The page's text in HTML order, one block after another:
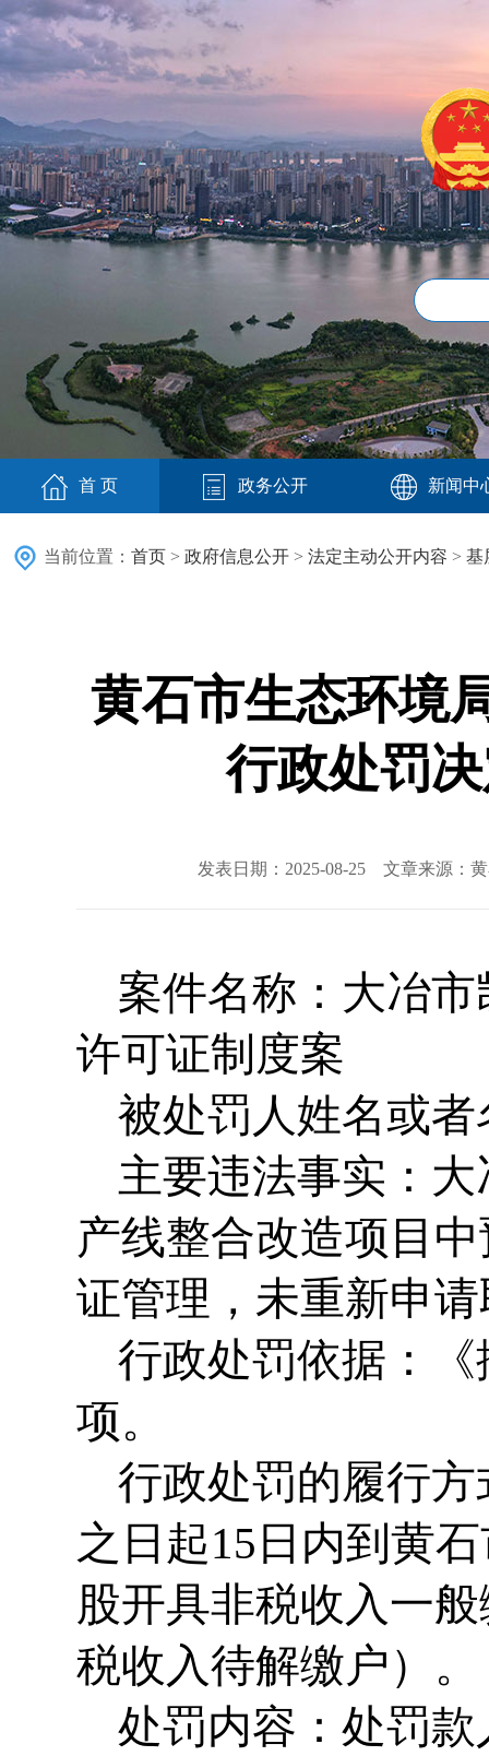
首 页 政务公开 新闻中
当前位置： 首页 > 政府信息公开 > 法定主动公开内容 > 基
黄石市生态环境
行政处罚
发表日期：2025-08-25 文章来源：
案件名称：大冶
许可证制度案
被处罚人姓名或
主要违法事实：
产线整合改造项目
证管理，未重新申
行政处罚依据：
项。
行政处罚的履行
之日起15日内到黄
股开具非税收入一
税收入待解缴户）。
处罚内容：处罚